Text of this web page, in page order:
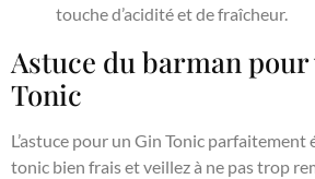
touche d’acidité et de fraîcheur.
Astuce du barman
Tonic
L’astuce pour un Gin Tonic
tonic bien frais et veillez à ne pas trop